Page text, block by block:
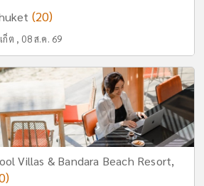
(20)
ก็ต , 08 ส.ค. 69
Villas & Bandara Beach Resort,